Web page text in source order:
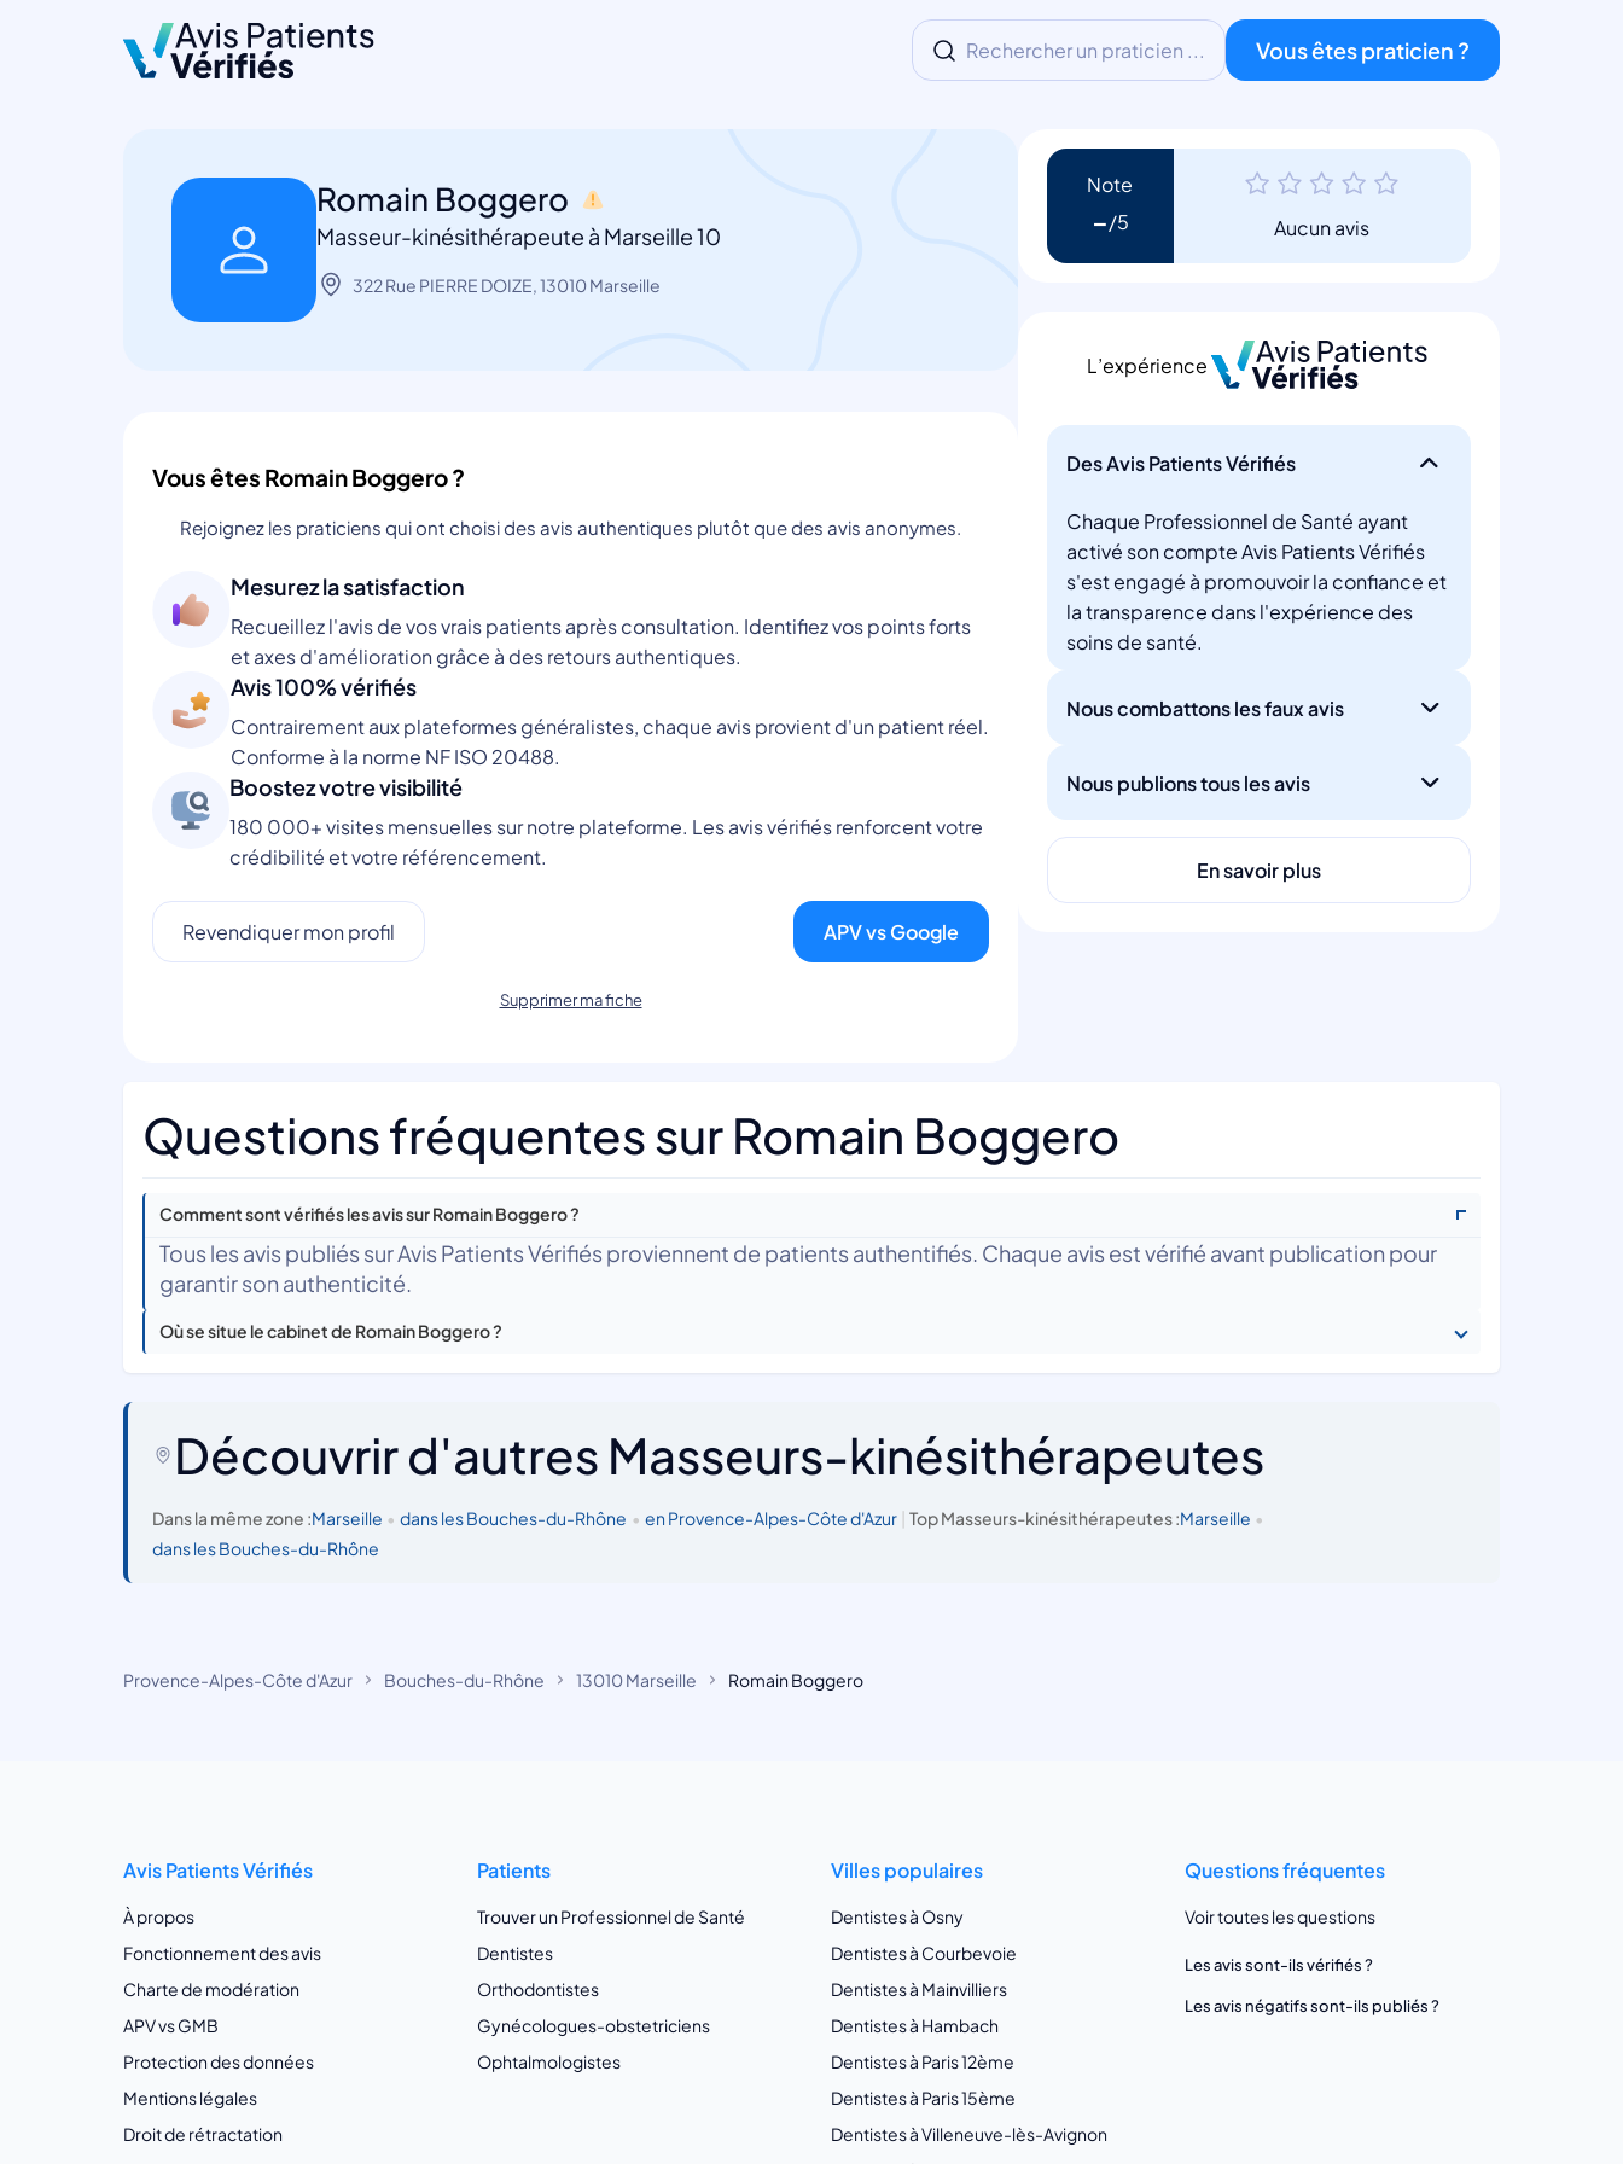
Rechercher un praticien ... Vous êtes praticien ?
Romain Boggero
Masseur-kinésithérapeute à Marseille 10
322 Rue PIERRE DOIZE, 13010 Marseille
Vous êtes Romain Boggero ?
Rejoignez les praticiens qui ont choisi des avis authentiques plutôt que des avis anonymes.
Mesurez la satisfaction
Recueillez l'avis de vos vrais patients après consultation. Identifiez vos points forts
et axes d'amélioration grâce à des retours authentiques.
Avis 100% vérifiés
Contrairement aux plateformes généralistes, chaque avis provient d'un patient réel.
Conforme à la norme NF ISO 20488.
Boostez votre visibilité
180 000+ visites mensuelles sur notre plateforme. Les avis vérifiés renforcent votre
crédibilité et votre référencement.
Revendiquer mon profil APV vs Google
Supprimer ma fiche
Note
- Aucun avis
L’expérience
Des Avis Patients Vérifiés
Chaque Professionnel de Santé ayant
activé son compte Avis Patients Vérifiés
s'est engagé à promouvoir la confiance et
la transparence dans l'expérience des
soins de santé.
Nous combattons les faux avis
Nous publions tous les avis
En savoir plus
Questions fréquentes sur Romain Boggero
Comment sont vérifiés les avis sur Romain Boggero ?
Tous les avis publiés sur Avis Patients Vérifiés proviennent de patients authentifiés. Chaque avis est vérifié avant publication pour
garantir son authenticité.
Où se situe le cabinet de Romain Boggero ?
Découvrir d'autres Masseurs-kinésithérapeutes
Dans la même zone :Marseille • dans les Bouches-du-Rhône • en Provence-Alpes-Côte d'Azur | Top Masseurs-kinésithérapeutes :Marseille •
dans les Bouches-du-Rhône
Provence-Alpes-Côte d'Azur Bouches-du-Rhône 13010 Marseille Romain Boggero
Avis Patients Vérifiés
À propos
Fonctionnement des avis
Charte de modération
APV vs GMB
Protection des données
Mentions légales
Droit de rétractation
Patients
Trouver un Professionnel de Santé
Dentistes
Orthodontistes
Gynécologues-obstetriciens
Ophtalmologistes
Villes populaires
Dentistes à Osny
Dentistes à Courbevoie
Dentistes à Mainvilliers
Dentistes à Hambach
Dentistes à Paris 12ème
Dentistes à Paris 15ème
Dentistes à Villeneuve-lès-Avignon
Questions fréquentes
Voir toutes les questions
Les avis sont-ils vérifiés ?
Les avis négatifs sont-ils publiés ?